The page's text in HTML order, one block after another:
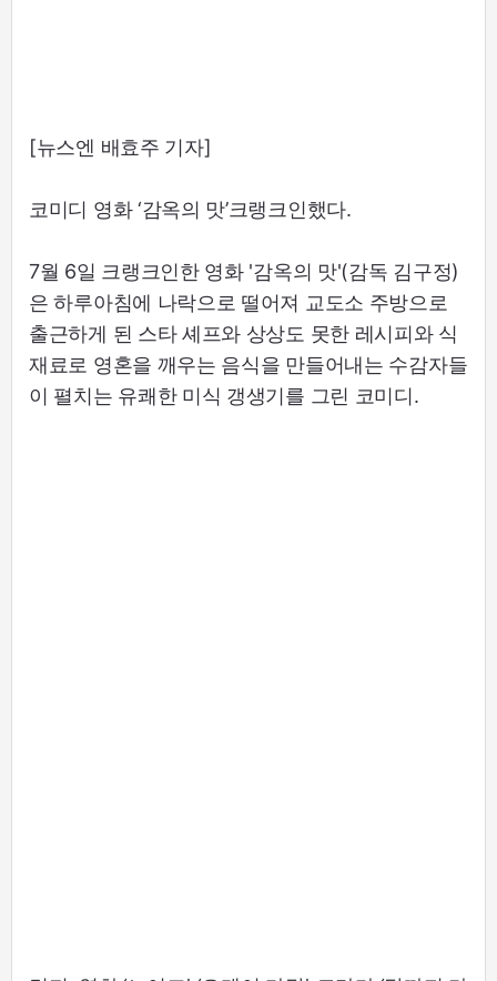
[뉴스엔 배효주 기자]
코미디 영화 ‘감옥의 맛’크랭크인했다.
7월 6일 크랭크인한 영화 '감옥의 맛'(감독 김구정)
은 하루아침에 나락으로 떨어져 교도소 주방으로
출근하게 된 스타 셰프와 상상도 못한 레시피와 식
재료로 영혼을 깨우는 음식을 만들어내는 수감자들
이 펼치는 유쾌한 미식 갱생기를 그린 코미디.